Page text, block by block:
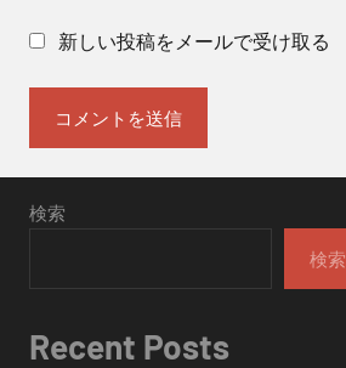
新しい投稿をメールで受け取る
検索
検索
Recent Posts